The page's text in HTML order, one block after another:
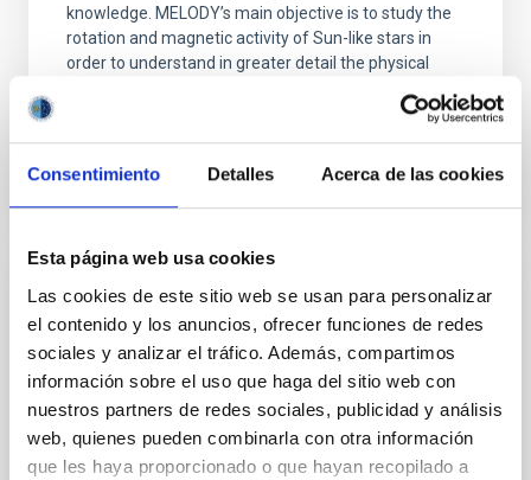
Consentimiento Detalles Acerca de las cookies
Esta página web usa cookies
Las cookies de este sitio web se usan para personalizar
el contenido y los anuncios, ofrecer funciones de redes
sociales y analizar el tráfico. Además, compartimos
información sobre el uso que haga del sitio web con
nuestros partners de redes sociales, publicidad y análisis
web, quienes pueden combinarla con otra información
que les haya proporcionado o que hayan recopilado a
knowledge. MELODY’s main objective is to study the
rotation and magnetic activity of Sun-like stars in
order to understand in greater detail the physical
PRESS RELEASE
Spain, Slovakia and the Czech Republic
take the Lead in Europe’s Next-Generation
Solar Telescope
The European Solar Telescope (EST) project has
taken a decisive step towards construction with the